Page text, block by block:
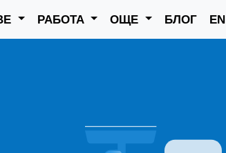
РАБОТА ОЩЕ БЛОГ EN